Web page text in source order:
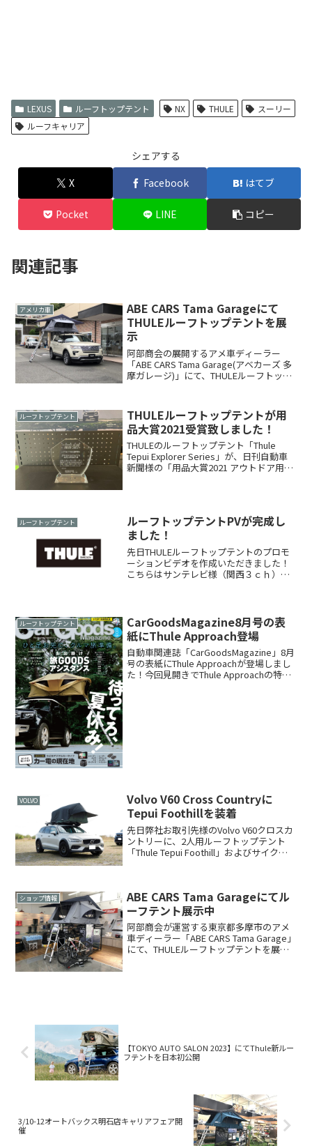
LEXUS ルーフトップテント NX THULE
スーリー
ルーフキャリア
シェアする
X
Facebook はてブ
Pocket LINE コピー
関連記事
アメリカ車
ABE CARS Tama Garageにて
THULEルーフトップテントを展
示
阿部商会の展開するアメ車ディーラー
「ABE CARS Tama Garage(アベカーズ 多
摩ガレージ)」にて、THULEルーフトップ
購入・後日取付けも承っていますので...
ルーフトップテント
THULEルーフトップテントが用
品大賞2021受賞致しました！
THULEのルーフトップテント「Thule
Tepui Explorer Series」が、日刊自動車
新聞様の「用品大賞2021 アウトドア用品
ルーフトップテント
ルーフトップテントPVが完成し
ました！
先日THULEルーフトップテントのプロモ
ーションビデオを作成いただきました！
こちらはサンテレビ様（関西３ｃｈ）の
も美しい映像とな...
ルーフトップテント
CarGoodsMagazine8月号の表
紙にThule Approach登場
自動車関連誌「CarGoodsMagazine」8月
号の表紙にThule Approachが登場しまし
た！今回見開きでThule Approachの特集
VOLVO
Volvo V60 Cross Countryに
Tepui Foothillを装着
先日弊社お取引先様のVolvo V60クロスカ
ントリーに、2人用ルーフトップテント
「Thule Tepui Foothill」およびサイクル
ショップ情報
ABE CARS Tama Garageにてル
ーフテント展示中
阿部商会が運営する東京都多摩市のアメ
車ディーラー「ABE CARS Tama Garage」
にて、THULEルーフトップテントを展示
【TOKYO AUTO SALON 2023】にてThule新ルー
フテントを日本初公開
3/10-12オートバックス明石店キャリアフェア開
催